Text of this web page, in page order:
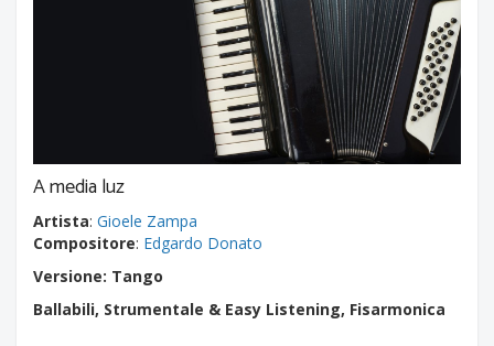
A media luz
Artista: Gioele Zampa
Compositore: Edgardo Donato
Versione: Tango
Ballabili, Strumentale & Easy Listening, Fisarmonica